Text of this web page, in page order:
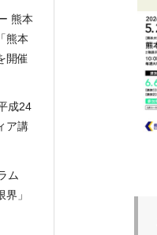
熊本
熊本
開催
成24
ア講
ム
界」